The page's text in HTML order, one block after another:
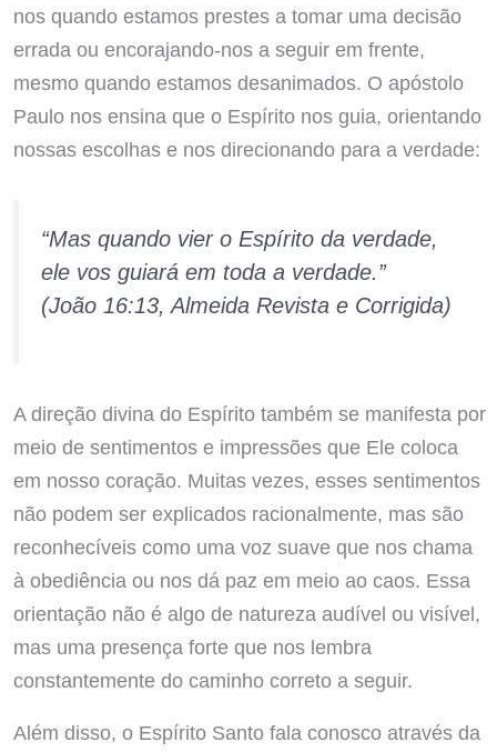
nos quando estamos prestes a tomar uma decisão
errada ou encorajando-nos a seguir em frente,
mesmo quando estamos desanimados. O apóstolo
Paulo nos ensina que o Espírito nos guia, orientando
nossas escolhas e nos direcionando para a verdade:
“Mas quando vier o Espírito da verdade,
ele vos guiará em toda a verdade.”
(João 16:13, Almeida Revista e Corrigida)
A direção divina do Espírito também se manifesta por
meio de sentimentos e impressões que Ele coloca
em nosso coração. Muitas vezes, esses sentimentos
não podem ser explicados racionalmente, mas são
reconhecíveis como uma voz suave que nos chama
à obediência ou nos dá paz em meio ao caos. Essa
orientação não é algo de natureza audível ou visível,
mas uma presença forte que nos lembra
constantemente do caminho correto a seguir.
Além disso, o Espírito Santo fala conosco através da